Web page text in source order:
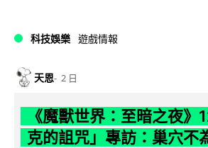
科技娛樂 遊戲情報
天恩 2 日
《魔獸世界：至暗之夜》
克的詛咒」專訪：巢穴不